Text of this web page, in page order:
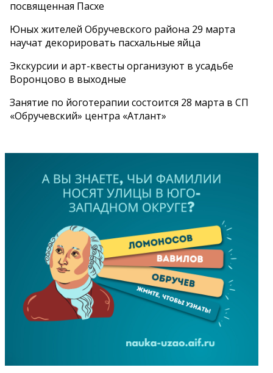
посвященная Пасхе
Юных жителей Обручевского района 29 марта
научат декорировать пасхальные яйца
Экскурсии и арт-квесты организуют в усадьбе
Воронцово в выходные
Занятие по йоготерапии состоится 28 марта в СП
«Обручевский» центра «Атлант»